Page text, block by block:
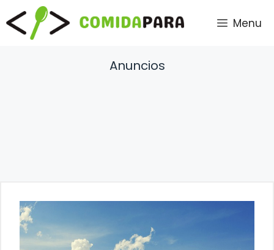
Saltar
al
contenido
Menu
Anuncios